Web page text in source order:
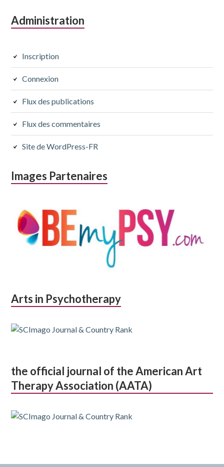
Colonne
subsidiaire
Administration
Inscription
Connexion
Flux des publications
Flux des commentaires
Site de WordPress-FR
Images Partenaires
Arts in Psychotherapy
the official journal of the American Art
Therapy Association (AATA)